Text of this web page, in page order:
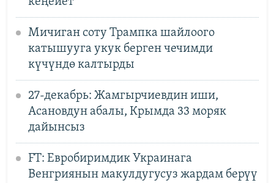
Мичиган соту Трампка шайлоого
катышууга укук берген чечимди
күчүндө калтырды
27-декабрь: Жамгырчиевдин иши,
Асановдун абалы, Крымда 33 моряк
дайынсыз
FT: Евробиримдик Украинага
Венгриянын макулдугусуз жардам берүү